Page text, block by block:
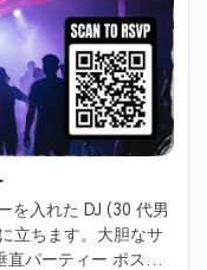
を入れた DJ (30 代男
立ちます。大胆なサ
パーティー ポスタ